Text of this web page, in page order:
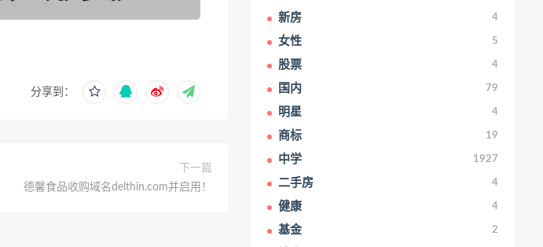
分享到：
下一篇
德馨食品收购域名delthin.com并启用！
新房 4
女性 5
股票 4
国内 79
明星 4
商标 19
中学 1927
二手房 4
健康 4
基金 2